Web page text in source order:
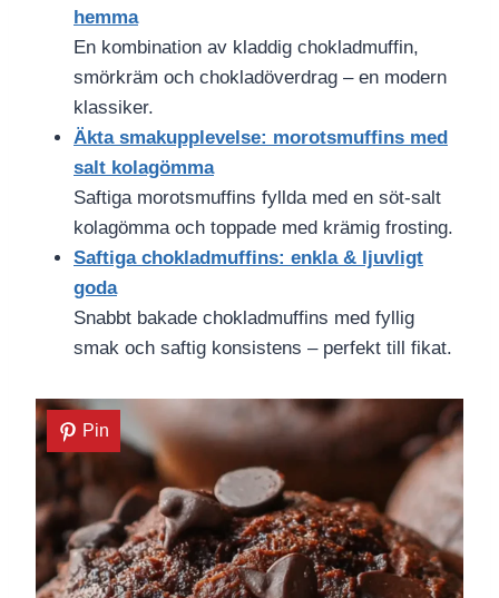
hemma
En kombination av kladdig chokladmuffin,
smörkräm och chokladöverdrag – en modern
klassiker.
Äkta smakupplevelse: morotsmuffins med
salt kolagömma
Saftiga morotsmuffins fyllda med en söt-salt
kolagömma och toppade med krämig frosting.
Saftiga chokladmuffins: enkla & ljuvligt
goda
Snabbt bakade chokladmuffins med fyllig
smak och saftig konsistens – perfekt till fikat.
Pin